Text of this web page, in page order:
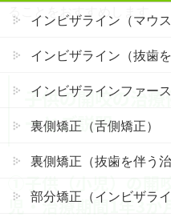
ることをおすすめします。
子供の開咬の治療
ーとご説明
児・治療期間1年3か
インビザライン（マウ
インビザライン（抜歯
インビザラインファー
裏側矯正（舌側矯正）
裏側矯正（抜歯を伴う治
部分矯正（インビザラ